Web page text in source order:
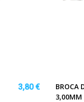
3,80 €
BROCA
3,00MM